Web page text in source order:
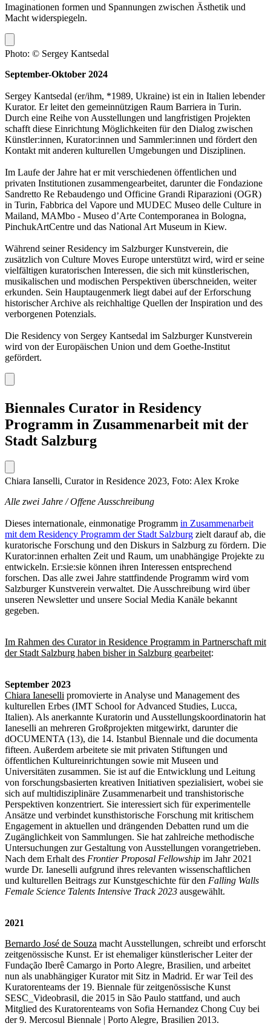
Imaginationen formen und Spannungen zwischen Ästhetik und
Macht widerspiegeln.
Photo: © Sergey Kantsedal
September-Oktober 2024
Sergey Kantsedal (er/ihm, *1989, Ukraine) ist ein in Italien lebender
Kurator. Er leitet den gemeinnützigen Raum Barriera in Turin.
Durch eine Reihe von Ausstellungen und langfristigen Projekten
schafft diese Einrichtung Möglichkeiten für den Dialog zwischen
Künstler:innen, Kurator:innen und Sammler:innen und fördert den
Kontakt mit anderen kulturellen Umgebungen und Disziplinen.
Im Laufe der Jahre hat er mit verschiedenen öffentlichen und
privaten Institutionen zusammengearbeitet, darunter die Fondazione
Sandretto Re Rebaudengo und Officine Grandi Riparazioni (OGR)
in Turin, Fabbrica del Vapore und MUDEC Museo delle Culture in
Mailand, MAMbo - Museo d’Arte Contemporanea in Bologna,
PinchukArtCentre und das National Art Museum in Kiew.
Während seiner Residency im Salzburger Kunstverein, die
zusätzlich von Culture Moves Europe unterstützt wird, wird er seine
vielfältigen kuratorischen Interessen, die sich mit künstlerischen,
musikalischen und modischen Perspektiven überschneiden, weiter
erkunden. Sein Hauptaugenmerk liegt dabei auf der Erforschung
historischer Archive als reichhaltige Quellen der Inspiration und des
verborgenen Potenzials.
Die Residency von Sergey Kantsedal im Salzburger Kunstverein
wird von der Europäischen Union und dem Goethe-Institut
gefördert.
Biennales Curator in Residency
Programm in Zusammenarbeit mit der
Stadt Salzburg
Chiara Ianselli, Curator in Residence 2023, Foto: Alex Kroke
Alle zwei Jahre / Offene Ausschreibung
Dieses internationale, einmonatige Programm in Zusammenarbeit
mit dem Residency Programm der Stadt Salzburg zielt darauf ab, die
kuratorische Forschung und den Diskurs in Salzburg zu fördern. Die
Kurator:innen erhalten Zeit und Raum, um unabhängige Projekte zu
entwickeln. Er:sie:sie können ihren Interessen entsprechend
forschen. Das alle zwei Jahre stattfindende Programm wird vom
Salzburger Kunstverein verwaltet. Die Ausschreibung wird über
unseren Newsletter und unsere Social Media Kanäle bekannt
gegeben.
Im Rahmen des Curator in Residence Programm in Partnerschaft mit
der Stadt Salzburg haben bisher in Salzburg gearbeitet:
September 2023
Chiara Ianeselli promovierte in Analyse und Management des
kulturellen Erbes (IMT School for Advanced Studies, Lucca,
Italien). Als anerkannte Kuratorin und Ausstellungskoordinatorin hat
Ianeselli an mehreren Großprojekten mitgewirkt, darunter die
dOCUMENTA (13), die 14. Istanbul Biennale und die documenta
fifteen. Außerdem arbeitete sie mit privaten Stiftungen und
öffentlichen Kultureinrichtungen sowie mit Museen und
Universitäten zusammen. Sie ist auf die Entwicklung und Leitung
von forschungsbasierten kreativen Initiativen spezialisiert, wobei sie
sich auf multidisziplinäre Zusammenarbeit und transhistorische
Perspektiven konzentriert. Sie interessiert sich für experimentelle
Ansätze und verbindet kunsthistorische Forschung mit kritischem
Engagement in aktuellen und drängenden Debatten rund um die
Zugänglichkeit von Sammlungen. Sie hat zahlreiche methodische
Untersuchungen zur Gestaltung von Ausstellungen vorangetrieben.
Nach dem Erhalt des Frontier Proposal Fellowship im Jahr 2021
wurde Dr. Ianeselli aufgrund ihres relevanten wissenschaftlichen
und kulturellen Beitrags zur Kunstgeschichte für den Falling Walls
Female Science Talents Intensive Track 2023 ausgewählt.
2021
Bernardo José de Souza macht Ausstellungen, schreibt und erforscht
zeitgenössische Kunst. Er ist ehemaliger künstlerischer Leiter der
Fundação Iberê Camargo in Porto Alegre, Brasilien, und arbeitet
nun als unabhängiger Kurator mit Sitz in Madrid. Er war Teil des
Kuratorenteams der 19. Biennale für zeitgenössische Kunst
SESC_Videobrasil, die 2015 in São Paulo stattfand, und auch
Mitglied des Kuratorenteams von Sofia Hernandez Chong Cuy bei
der 9. Mercosul Biennale | Porto Alegre, Brasilien 2013.